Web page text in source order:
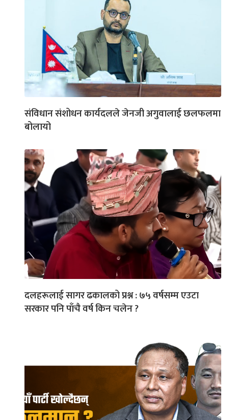
संविधान संशोधन कार्यदलले जेनजी अगुवालाई छलफलमा
बोलायो
दलहरूलाई सागर ढकालको प्रश्न : ७५ वर्षसम्म एउटा
सरकार पनि पाँचै वर्ष किन चलेन ?